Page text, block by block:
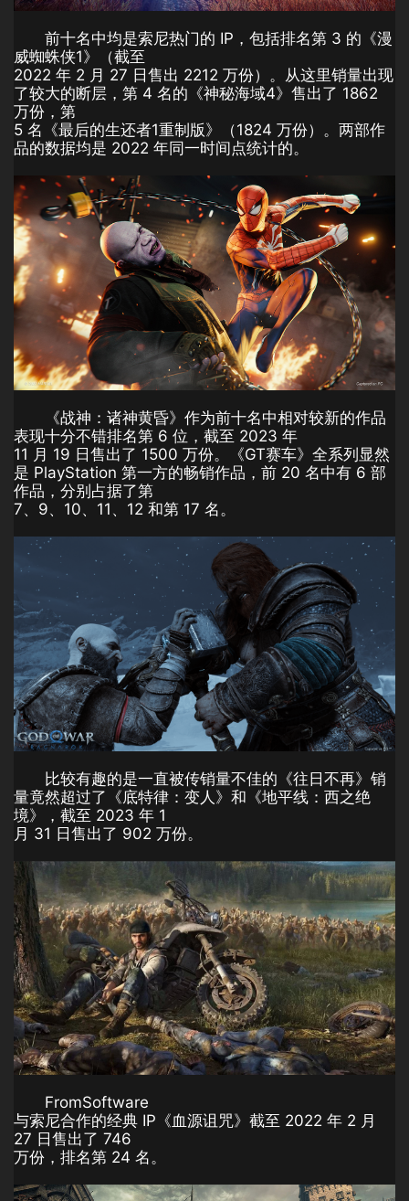
前十名中均是索尼热门的 IP，包括排名第 3 的《漫
威蜘蛛侠1》（截至
2022 年 2 月 27 日售出 2212 万份）。从这里销量出现
了较大的断层，第 4 名的《神秘海域4》售出了 1862
万份，第
5 名《最后的生还者1重制版》（1824 万份）。两部作
品的数据均是 2022 年同一时间点统计的。
《战神：诸神黄昏》作为前十名中相对较新的作品
表现十分不错排名第 6 位，截至 2023 年
11 月 19 日售出了 1500 万份。《GT赛车》全系列显然
是 PlayStation 第一方的畅销作品，前 20 名中有 6 部
作品，分别占据了第
7、9、10、11、12 和第 17 名。
比较有趣的是一直被传销量不佳的《往日不再》销
量竟然超过了《底特律：变人》和《地平线：西之绝
境》，截至 2023 年 1
月 31 日售出了 902 万份。
FromSoftware
与索尼合作的经典 IP《血源诅咒》截至 2022 年 2 月
27 日售出了 746
万份，排名第 24 名。